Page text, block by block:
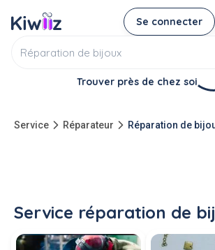
Se connecter
Trouver près de chez soi
Service Réparateur Réparation de
Service réparation de